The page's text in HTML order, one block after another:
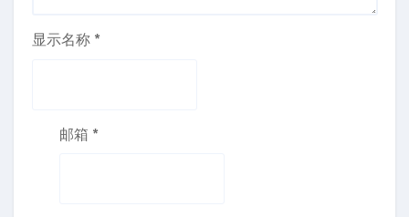
显示名称 *
邮箱 *